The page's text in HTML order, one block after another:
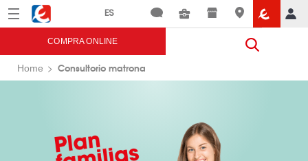
Menú Eroski
COMPRA ONLINE
Home Consultorio matrona